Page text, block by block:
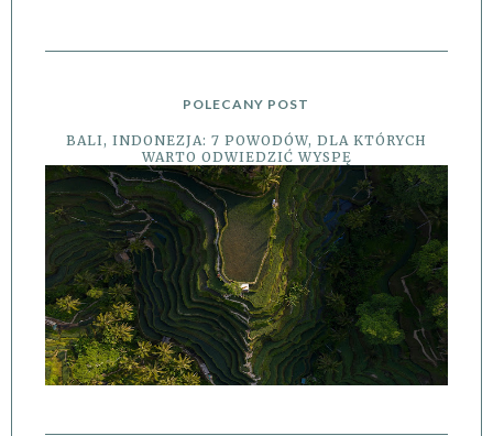
POLECANY POST
BALI, INDONEZJA: 7 POWODÓW, DLA KTÓRYCH
WARTO ODWIEDZIĆ WYSPĘ